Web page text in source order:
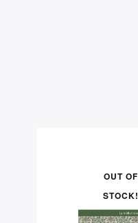
OUT OF
STOCK!